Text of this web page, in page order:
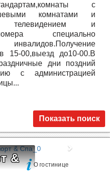
с
комнатами и
телевидением и
специально
15-00,выезд до10-00.В
дни поздний
с администрацией
Показать поиск
&
О гостинице